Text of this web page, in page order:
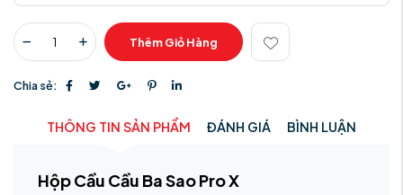
Thêm Giỏ Hàng
Chia sẻ:
THÔNG TIN SẢN PHẨM ĐÁNH GIÁ BÌNH LUẬN
Hộp Cầu Cầu Ba Sao Pro X